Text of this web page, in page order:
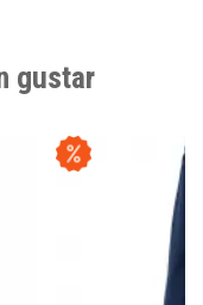
gustar